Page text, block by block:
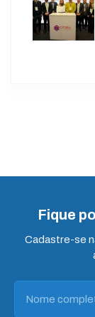
Fique
Cadastre-se